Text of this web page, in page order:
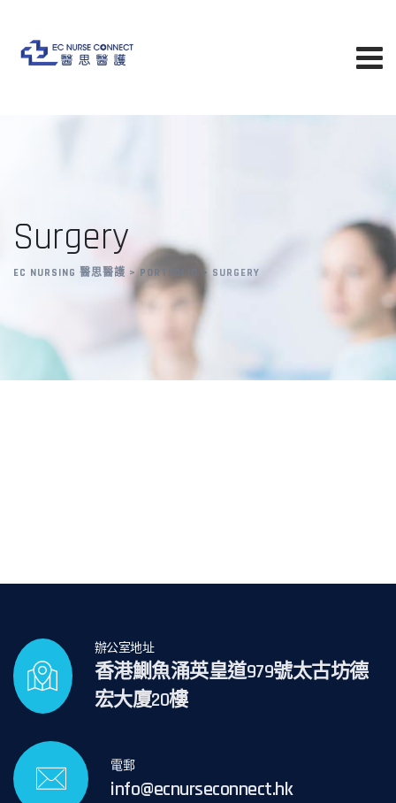
content
Surgery
EC NURSING 醫思醫護 >PORTFOLIO > SURGERY
辦公室地址
香港鰂魚涌英皇道979號太古坊德
宏大廈20樓
電郵
info@ecnurseconnect.hk